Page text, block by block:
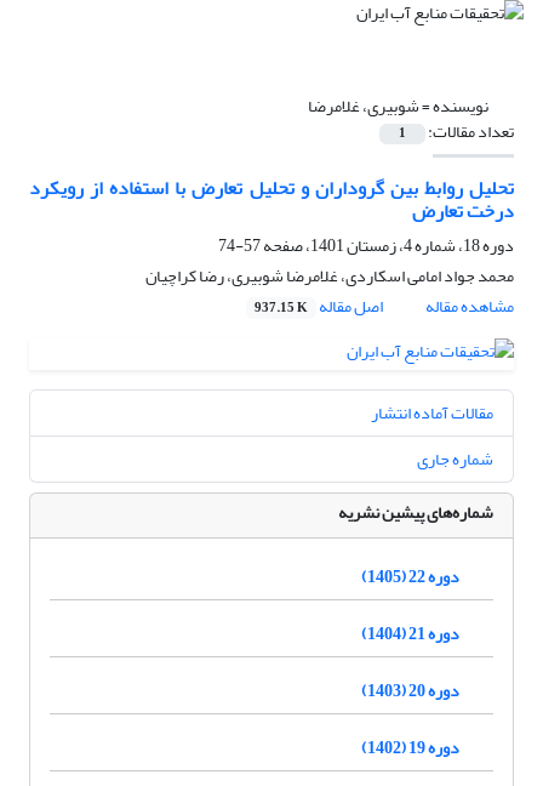
نویسنده =شوبیری، غلامرضا
تعداد مقالات: 1
تحلیل روابط بین گروداران و تحلیل تعارض‌ با استفاده از رویکرد
درخت تعارض
دوره 18، شماره 4، زمستان 1401، صفحه
57-74
محمد جواد امامی اسکاردی، غلامرضا شوبیری، رضا کراچیان
مشاهده مقاله
اصل مقاله 937.15 K
مقالات آماده انتشار
شماره جاری
شماره‌های پیشین نشریه
دوره 22 (1405)
دوره 21 (1404)
دوره 20 (1403)
دوره 19 (1402)